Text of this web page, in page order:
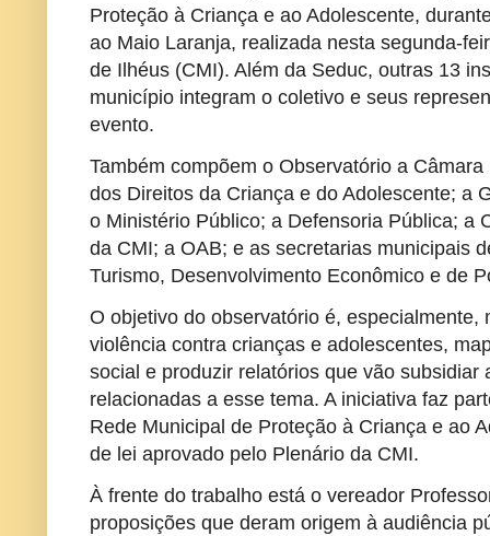
Proteção à Criança e ao Adolescente,
ao Maio Laranja, realizada nesta segunda-
de Ilhéus (CMI). Além da Seduc, outras 13
município integram o coletivo e seus
evento.
Também compõem o Observatório a
dos Direitos da Criança e do Adolescente; a
o Ministério Público; a Defensoria Pública; a
da CMI; a OAB; e as secretarias municipais
Turismo, Desenvolvimento Econômico e de
O objetivo do observatório é, especialmente,
violência contra crianças e adolescentes,
social e produzir relatórios que vão subsidiar
relacionadas a esse tema. A iniciativa faz
Rede Municipal de Proteção à Criança e ao
de lei aprovado pelo Plenário da CMI.
À frente do trabalho está o vereador
proposições que deram origem à audiência